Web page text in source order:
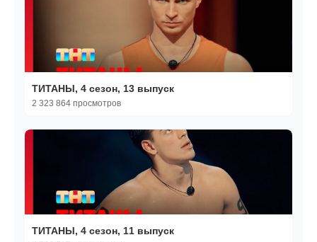
ТИТАНЫ, 4 сезон, 13 выпуск
2 323 864 просмотров
ТИТАНЫ, 4 сезон, 11 выпуск